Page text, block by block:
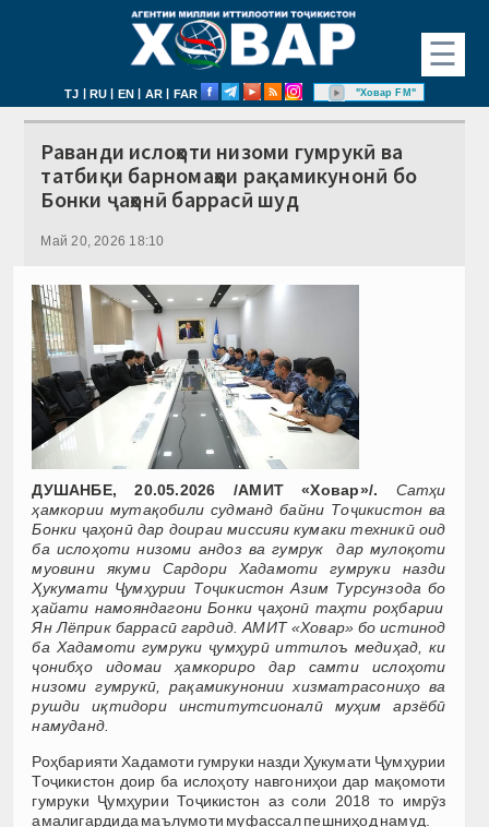
☰
TJ | RU | EN | AR | FAR "Ховар FM"
Раванди ислоҳоти низоми гумрукӣ ва
татбиқи барномаҳои рақамикунонӣ бо
Бонки ҷаҳонӣ баррасӣ шуд
Май 20, 2026 18:10
ДУШАНБЕ, 20.05.2026 /АМИТ «Ховар»/.
Сатҳи
ҳамкории мутақобили судманд байни Тоҷикистон ва
Бонки ҷаҳонӣ дар доираи миссияи кумаки техникӣ оид
ба ислоҳоти низоми андоз ва гумрук дар мулоқоти
муовини якуми Сардори Хадамоти гумруки назди
Ҳукумати Ҷумҳурии Тоҷикистон Азим Турсунзода бо
ҳайати намояндагони Бонки ҷаҳонӣ таҳти роҳбарии
Ян Лёприк баррасӣ гардид. АМИТ «Ховар» бо истинод
ба Хадамоти гумруки ҷумҳурӣ иттилоъ медиҳад, ки
ҷонибҳо идомаи ҳамкориро дар самти ислоҳоти
низоми гумрукӣ, рақамикунонии хизматрасониҳо ва
рушди иқтидори институтсионалӣ муҳим арзёбӣ
намуданд.
Роҳбарияти Хадамоти гумруки назди Ҳукумати Ҷумҳурии
Тоҷикистон доир ба ислоҳоту навгониҳои дар мақомоти
гумруки Ҷумҳурии Тоҷикистон аз соли 2018 то имрӯз
амалигардида маълумоти муфассал пешниҳод намуд.